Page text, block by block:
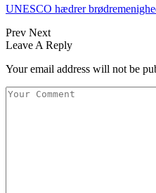
UNESCO hædrer
Prev Next
Leave A Reply
Your email address will not be